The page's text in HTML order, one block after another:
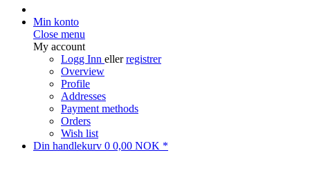
Min konto
Close menu
My account
Logg Inn ellerregistrer
Overview
Profile
Addresses
Payment methods
Orders
Wish list
Din handlekurv 0 0,00 NOK *